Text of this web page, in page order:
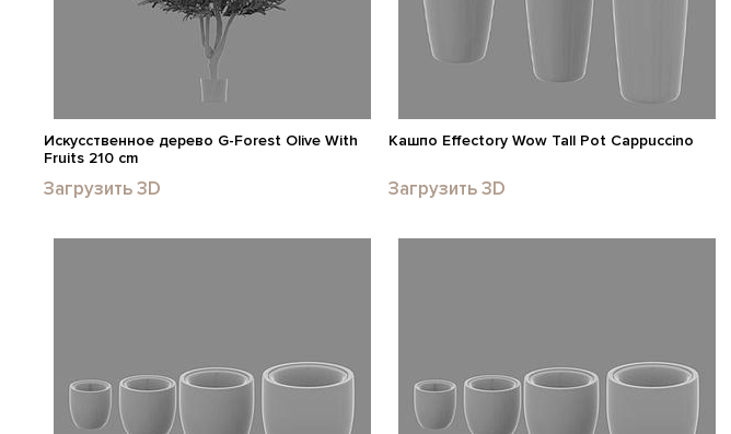
Искусственное дерево G-Forest Olive With
Fruits 210 cm
Загрузить 3D
Кашпо Effectory Wow Tall Pot Cappuccino
Загрузить 3D